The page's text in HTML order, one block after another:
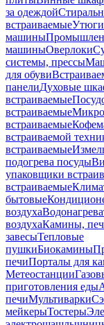
за одеждой
встраиваемыеУтюги
машины
машиныОверлоки
системы, прессы
для обуви
панелиДуховые
встраиваемые
встраиваемые
встраиваемые
встраиваемой
встраиваемые
подогрева посуды
упаковщики
встраиваемые
бытовые
воздуха
воздухаКамины,
завесыТепловые
пушкиБиокамины
печиПорталы для
Метеостанции
приготовления еды
печиМультиварки
мейкерыТостеры